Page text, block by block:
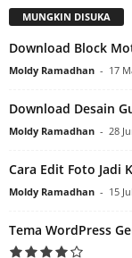
MUNGKIN DISUKA
Download Block
Moldy Ramadhan - 17
Download Desain
Moldy Ramadhan - 28
Cara Edit Foto Jadi
Moldy Ramadhan - 15
Tema WordPress